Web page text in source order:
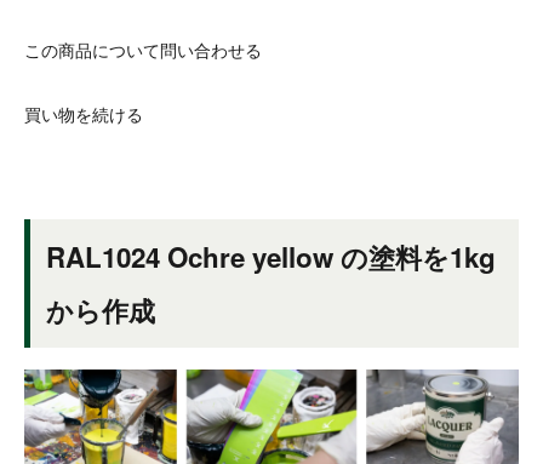
この商品について問い合わせる
買い物を続ける
RAL1024 Ochre yellow の塗料を1kg
から作成